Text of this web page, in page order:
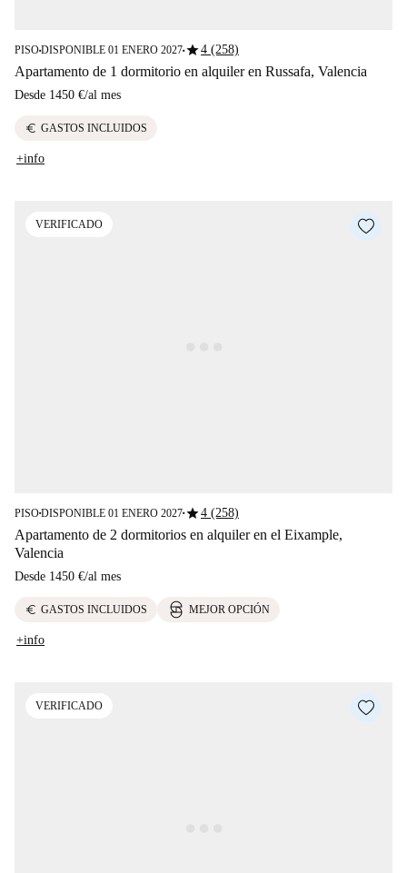
PISO■DISPONIBLE 01 ENERO 2027■star4 (258)
Apartamento de 1 dormitorio en alquiler en Russafa, Valencia
Desde 1450 €/al mes
euro GASTOS INCLUIDOS
+info
VERIFICADO
PISO■DISPONIBLE 01 ENERO 2027■star4 (258)
Apartamento de 2 dormitorios en alquiler en el Eixample,
Valencia
Desde 1450 €/al mes
euro GASTOS INCLUIDOS MEJOR OPCIÓN
+info
VERIFICADO